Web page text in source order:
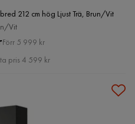
212 cm hög Ljust Trä, Brun/Vit
Vit
Pris
Original
Pris
Förr 5 999 kr
pris 4 599 kr